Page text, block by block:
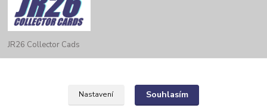
JR26 Collector Cads
JR26@seznam.czNastavení Souhlasím